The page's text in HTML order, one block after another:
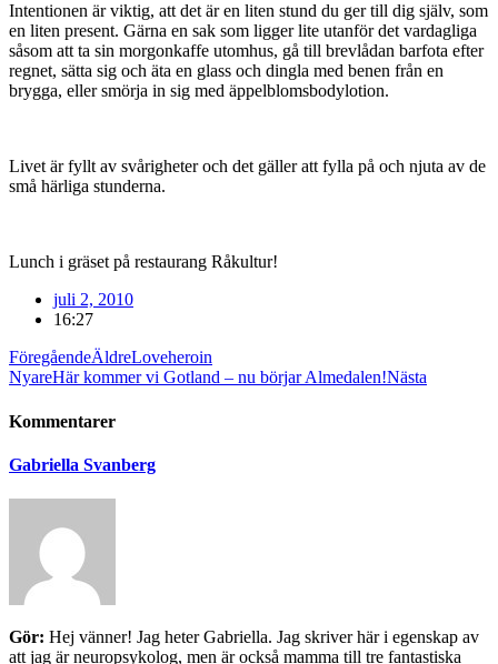
Intentionen är viktig, att det är en liten stund du ger till dig själv, som
en liten present. Gärna en sak som ligger lite utanför det vardagliga
såsom att ta sin morgonkaffe utomhus, gå till brevlådan barfota efter
regnet, sätta sig och äta en glass och dingla med benen från en
brygga, eller smörja in sig med äppelblomsbodylotion.
Livet är fyllt av svårigheter och det gäller att fylla på och njuta av de
små härliga stunderna.
Lunch i gräset på restaurang Råkultur!
juli 2, 2010
16:27
FöregåendeÄldreLoveheroin
NyareHär kommer vi Gotland – nu börjar Almedalen!Nästa
Kommentarer
Gabriella Svanberg
Gör: Hej vänner! Jag heter Gabriella. Jag skriver här i egenskap av
att jag är neuropsykolog, men är också mamma till tre fantastiska